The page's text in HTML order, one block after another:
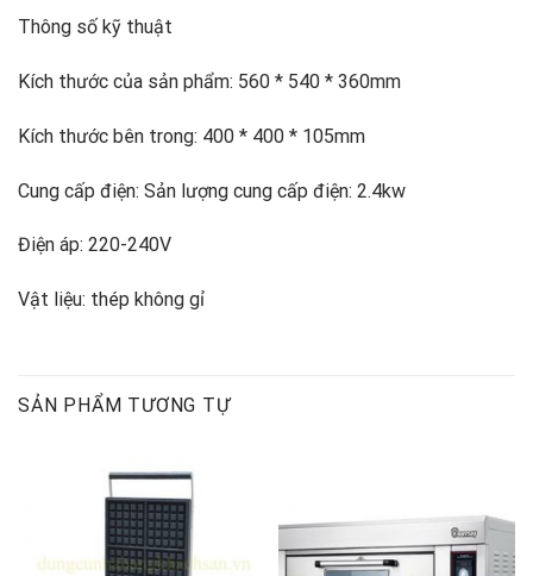
Thông số kỹ thuật
Kích thước của sản phẩm: 560 * 540 * 360mm
Kích thước bên trong: 400 * 400 * 105mm
Cung cấp điện: Sản lượng cung cấp điện: 2.4kw
Điện áp: 220-240V
Vật liệu: thép không gỉ
SẢN PHẨM TƯƠNG TỰ